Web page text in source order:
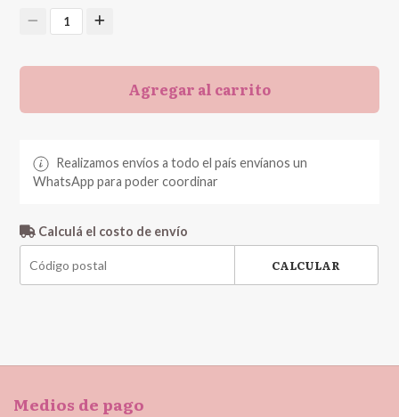
1
Agregar al carrito
Realizamos envíos a todo el país envíanos un
WhatsApp para poder coordinar
Calculá el costo de envío
CALCULAR
Medios de pago